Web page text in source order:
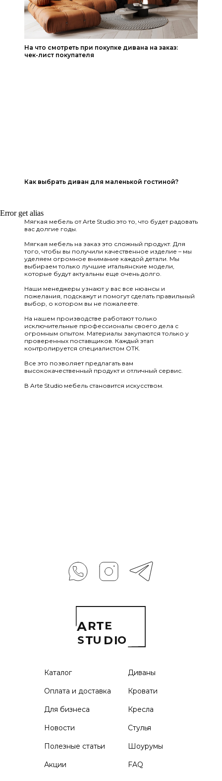
На что смотреть при покупке дивана на заказ:
чек-лист покупателя
Как выбрать диван для маленькой гостиной?
Error get alias
Мягкая мебель от Arte Studio это то, что будет радовать
вас долгие годы.
Мягкая мебель на заказ это сложный продукт. Для
того, чтобы вы получили качественное изделие – мы
уделяем огромное внимание каждой детали. Мы
выбираем только лучшие итальянские модели,
которые будут актуальны еще очень долго.
Наши менеджеры узнают у вас все нюансы и
пожелания, подскажут и помогут сделать правильный
выбор, о котором вы не пожалеете.
На нашем производстве работают только
исключительные профессионалы своего дела с
огромным опытом. Материалы закупаются только у
проверенных поставщиков. Каждый этап
контролируется специалистом ОТК.
Все это позволяет предлагать вам
высококачественный продукт и отличный сервис.
В Arte Studio мебель становится искусством.
Оплата и доставка
Каталог
Для бизнеса
Новости
Полезные статьи Шоурумы
Акции
Диваны
Кровати
Кресла
Стулья
FAQ